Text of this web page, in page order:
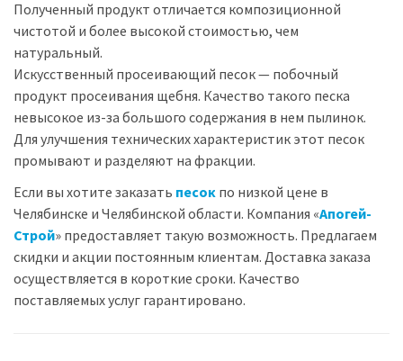
Полученный продукт отличается композиционной
чистотой и более высокой стоимостью, чем
натуральный.
Искусственный просеивающий песок — побочный
продукт просеивания щебня. Качество такого песка
невысокое из-за большого содержания в нем пылинок.
Для улучшения технических характеристик этот песок
промывают и разделяют на фракции.
Если вы хотите заказать песок по низкой цене в
Челябинске и Челябинской области. Компания «Апогей-
Строй» предоставляет такую возможность. Предлагаем
скидки и акции постоянным клиентам. Доставка заказа
осуществляется в короткие сроки. Качество
поставляемых услуг гарантировано.